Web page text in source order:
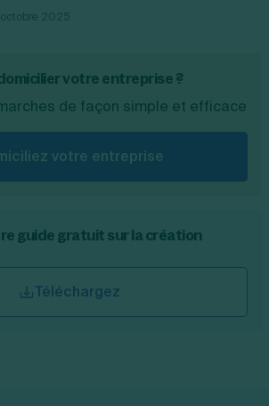
votre entreprise ?
de façon simple et efficace
votre entreprise
guide gratuit sur la création
Téléchargez